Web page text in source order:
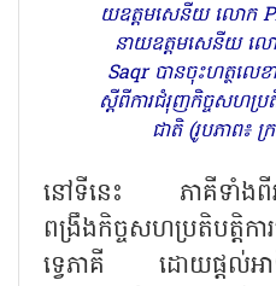
យឧត្តមសេនីយ លោក
នាយឧត្តមសេនីយ ល
Saqr បានចុះហត្ថល
ស្តីពីការជំរុញកិច្ចសហប្រ
ជាតិ (រូបភាព៖ ក្
នៅទីនេះ ភាគីទាំងពីរ
ពង្រឹងកិច្ចសហប្រតិបត្តិកា
ទ្វេភាគី ដោយផ្តល់អា